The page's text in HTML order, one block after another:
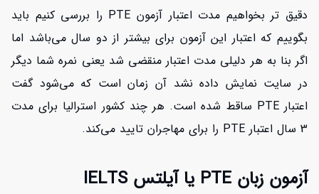
دقیق تر بخواهیم مدت اعتبار آزمون PTE را بررسی کنیم باید
بگوییم که اعتبار این آزمون برای بیشتر از دو سال می‌باشد اما
اگر بنا به هر دلیلی مدت اعتبار منقضی شد یعنی نمره شما دیگر
در سایت نمایش داده نشد آن زمان است که می‌شود گفت
اعتبار PTE ساقط شده است. هر چند کشور استرالیا برای مدت
3 سال اعتبار PTE را برای مهاجران تایید می‌کند.
آزمون زبان PTE یا آیلتس IELTS